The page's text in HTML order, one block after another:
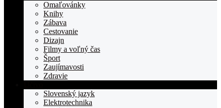
Omaľovánky
Knihy
Zábava
Cestovanie
Dizajn
Filmy a voľný čas
Šport
Zaujímavosti
Zdravie
Slovenský jazyk
Elektrotechnika